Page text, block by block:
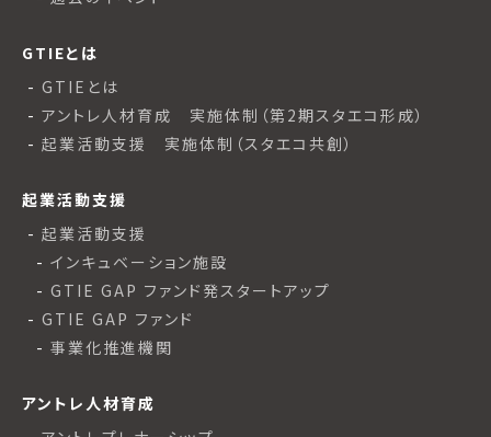
GTIEとは
GTIEとは
アントレ人材育成 実施体制（第2期スタエコ形成）
起業活動支援 実施体制（スタエコ共創）
起業活動支援
起業活動支援
インキュベーション施設
GTIE GAP ファンド発スタートアップ
GTIE GAP ファンド
事業化推進機関
アントレ人材育成